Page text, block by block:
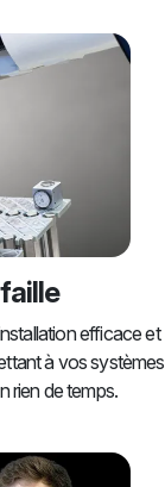
efficace et
à vos systèmes
rien de temps.